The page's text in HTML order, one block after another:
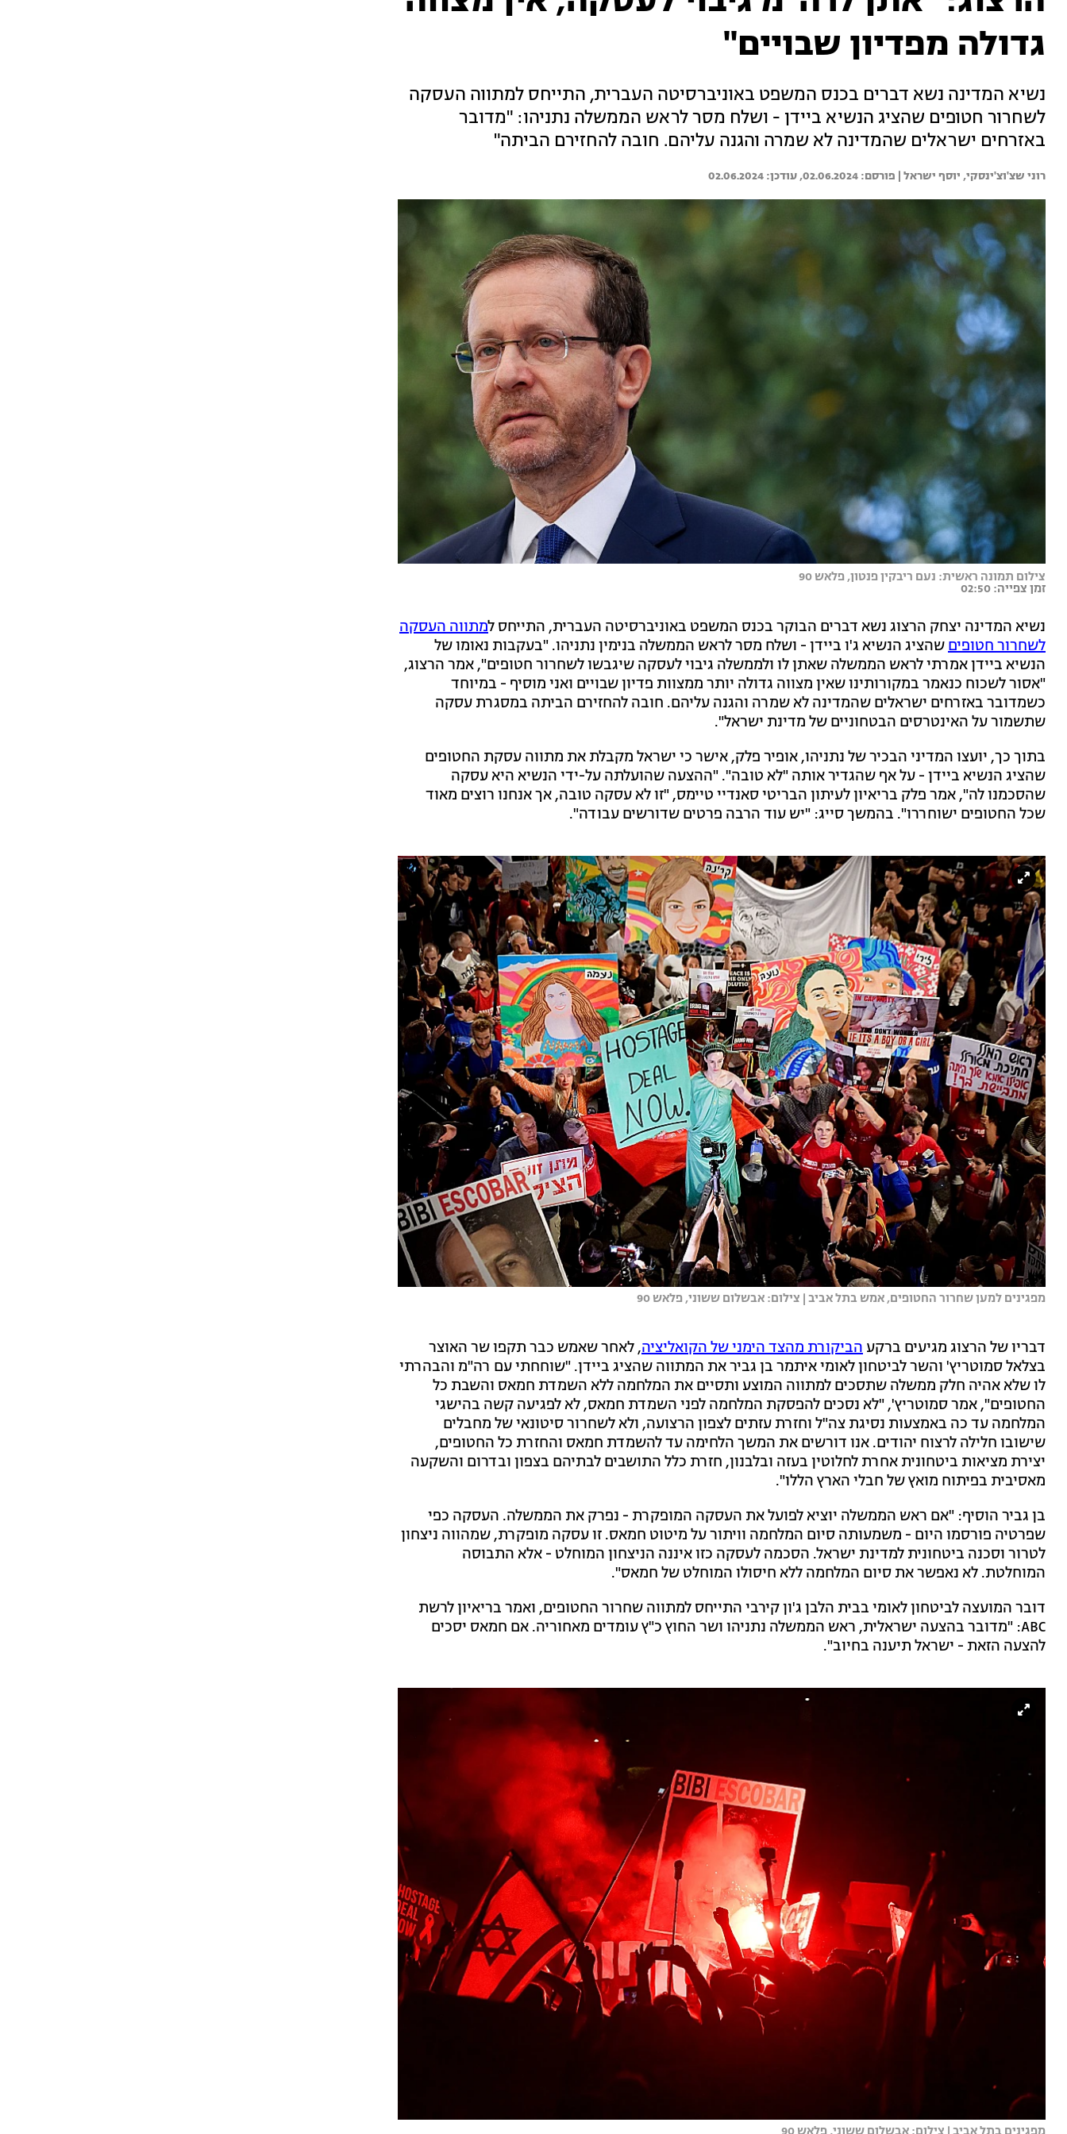
גדולה מפדיון שבויים"
נשיא המדינה נשא דברים בכנס המשפט באוניברסיטה העברית, התייחס למתווה העסקה
לשחרור חטופים שהציג הנשיא ביידן - ושלח מסר לראש הממשלה נתניהו: "מדובר
באזרחים ישראלים שהמדינה לא שמרה והגנה עליהם. חובה להחזירם הביתה"
רוני שצ'וצ'ינסקי, יוסף ישראל | 02.06.2024
02.06.2024
צילום תמונה ראשית: נעם ריבקין פנטון, פלאש 90
זמן צפייה: 02:50
נשיא המדינה יצחק הרצוג נשא דברים הבוקר בכנס המשפט באוניברסיטה העברית, התייחס למתווה העסקה
לשחרור חטופיםשהציג הנשיא ג'ו ביידן - ושלח מסר לראש הממשלה בנימין נתניהו. "בעקבות נאומו של
הנשיא ביידן אמרתי לראש הממשלה שאתן לו ולממשלה גיבוי לעסקה שיגבשו לשחרור חטופים", אמר הרצוג,
"אסור לשכוח כנאמר במקורותינו שאין מצווה גדולה יותר ממצוות פדיון שבויים ואני מוסיף - במיוחד
כשמדובר באזרחים ישראלים שהמדינה לא שמרה והגנה עליהם. חובה להחזירם הביתה במסגרת עסקה
שתשמור על האינטרסים הבטחוניים של מדינת ישראל".
בתוך כך, יועצו המדיני הבכיר של נתניהו, אופיר פלק, אישר כי ישראל מקבלת את מתווה עסקת החטופים
שהציג הנשיא ביידן - על אף שהגדיר אותה "לא טובה". "ההצעה שהועלתה על-ידי הנשיא היא עסקה
שהסכמנו לה", אמר פלק בריאיון לעיתון הבריטי סאנדיי טיימס, "זו לא עסקה טובה, אך אנחנו רוצים מאוד
שכל החטופים ישוחררו". בהמשך סייג: "יש עוד הרבה פרטים שדורשים עבודה".
מפגינים למען שחרור החטופים, אמש בתל אביב | צילום: אבשלום ששוני, פלאש 90
דבריו של הרצוג מגיעים ברקע הביקורת מהצד הימני של הקואליציה, לאחר שאמש כבר תקפו שר האוצר
בצלאל סמוטריץ' והשר לביטחון לאומי איתמר בן גביר את המתווה שהציג ביידן. "שוחחתי עם רה"מ והבהרתי
לו שלא אהיה חלק ממשלה שתסכים למתווה המוצע ותסיים את המלחמה ללא השמדת חמאס והשבת כל
החטופים", אמר סמוטריץ', "לא נסכים להפסקת המלחמה לפני השמדת חמאס, לא לפגיעה קשה בהישגי
המלחמה עד כה באמצעות נסיגת צה"ל וחזרת עזתים לצפון הרצועה, ולא לשחרור סיטונאי של מחבלים
שישובו חלילה לרצוח יהודים. אנו דורשים את המשך הלחימה עד להשמדת חמאס והחזרת כל החטופים,
יצירת מציאות ביטחונית אחרת לחלוטין בעזה ובלבנון, חזרת כלל התושבים לבתיהם בצפון ובדרום והשקעה
מאסיבית בפיתוח מואץ של חבלי הארץ הללו".
בן גביר הוסיף: "אם ראש הממשלה יוציא לפועל את העסקה המופקרת - נפרק את הממשלה. העסקה כפי
שפרטיה פורסמו היום - משמעותה סיום המלחמה וויתור על מיטוט חמאס. זו עסקה מופקרת, שמהווה ניצחון
לטרור וסכנה ביטחונית למדינת ישראל. הסכמה לעסקה כזו איננה הניצחון המוחלט - אלא התבוסה
המוחלטת. לא נאפשר את סיום המלחמה ללא חיסולו המוחלט של חמאס".
דובר המועצה לביטחון לאומי בבית הלבן ג'ון קירבי התייחס למתווה שחרור החטופים, ואמר בריאיון לרשת
ABC: "מדובר בהצעה ישראלית, ראש הממשלה נתניהו ושר החוץ כ"ץ עומדים מאחוריה. אם חמאס יסכים
להצעה הזאת - ישראל תיענה בחיוב".